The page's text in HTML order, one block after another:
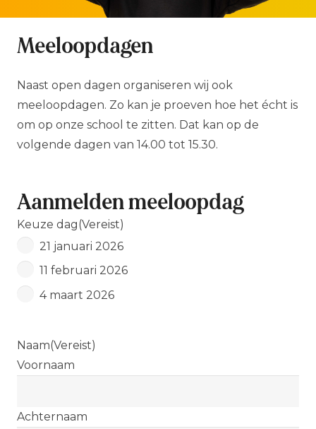
Meeloopdagen
Naast open dagen organiseren wij ook
meeloopdagen. Zo kan je proeven hoe het écht is
om op onze school te zitten. Dat kan op de
volgende dagen van 14.00 tot 15.30.
Aanmelden meeloopdag
Keuze dag(Vereist)
21 januari 2026
11 februari 2026
4 maart 2026
Naam(Vereist)
Voornaam
Achternaam